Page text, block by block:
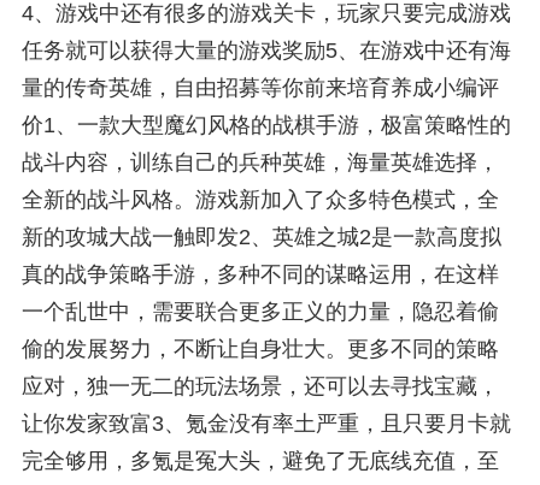
4、游戏中还有很多的游戏关卡，玩家只要完成游戏
任务就可以获得大量的游戏奖励5、在游戏中还有海
量的传奇英雄，自由招募等你前来培育养成小编评
价1、一款大型魔幻风格的战棋手游，极富策略性的
战斗内容，训练自己的兵种英雄，海量英雄选择，
全新的战斗风格。游戏新加入了众多特色模式，全
新的攻城大战一触即发2、英雄之城2是一款高度拟
真的战争策略手游，多种不同的谋略运用，在这样
一个乱世中，需要联合更多正义的力量，隐忍着偷
偷的发展努力，不断让自身壮大。更多不同的策略
应对，独一无二的玩法场景，还可以去寻找宝藏，
让你发家致富3、氪金没有率土严重，且只要月卡就
完全够用，多氪是冤大头，避免了无底线充值，至